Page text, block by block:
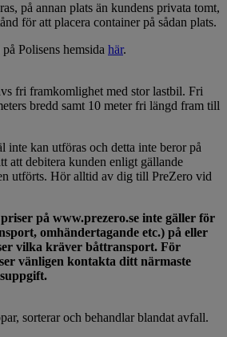
på annan plats än kundens privata tomt,
för att placera container på sådan plats.
Polisens hemsida här.
fri framkomlighet med stor lastbil. Fri
bredd samt 10 meter fri längd fram till
inte kan utföras och detta inte beror på
att debitera kunden enligt gällande
utförts. Hör alltid av dig till PreZero vid
på www.prezero.se inte gäller för
omhändertagande etc.) på eller
vilka kräver båttransport. För
vänligen kontakta ditt närmaste
sorterar och behandlar blandat avfall.